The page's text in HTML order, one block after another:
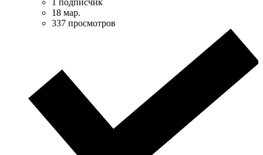
18 мар.
337 просмотров